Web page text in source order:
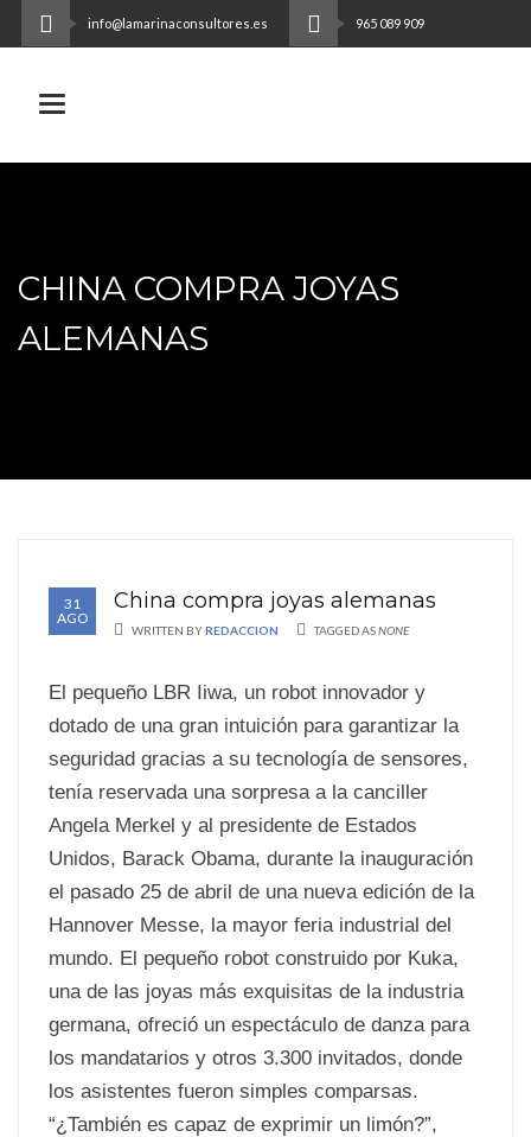
info@lamarinaconsultores.es 965 089 909
Toggle navigation
CHINA COMPRA JOYAS
ALEMANAS
31
AGO
China compra joyas alemanas
WRITTEN BYREDACCION TAGGED ASNONE
El pequeño LBR Iiwa, un robot innovador y
dotado de una gran intuición para garantizar la
seguridad gracias a su tecnología de sensores,
tenía reservada una sorpresa a la canciller
Angela Merkel y al presidente de Estados
Unidos, Barack Obama, durante la inauguración
el pasado 25 de abril de una nueva edición de la
Hannover Messe, la mayor feria industrial del
mundo. El pequeño robot construido por Kuka,
una de las joyas más exquisitas de la industria
germana, ofreció un espectáculo de danza para
los mandatarios y otros 3.300 invitados, donde
los asistentes fueron simples comparsas.
“¿También es capaz de exprimir un limón?”,